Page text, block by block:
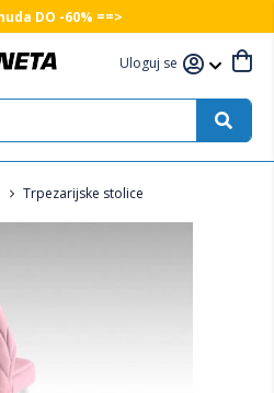
DO -60% ==>
Uloguj se
Trpezarijske stolice